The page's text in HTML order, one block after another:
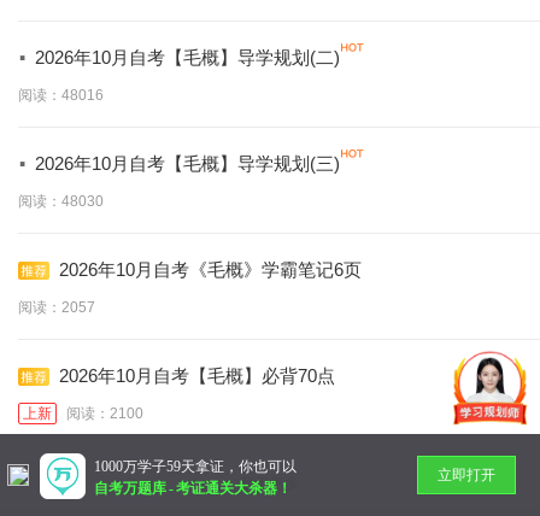
· 2026年10月自考【毛概】导学规划(二)
阅读：48016
· 2026年10月自考【毛概】导学规划(三)
阅读：48030
2026年10月自考《毛概》学霸笔记6页
阅读：2057
2026年10月自考【毛概】必背70点
上新 阅读：2100
暂无更多
1000万学子59天拿证，你也可以
自考万题库-考证通关大杀器！
立即打开